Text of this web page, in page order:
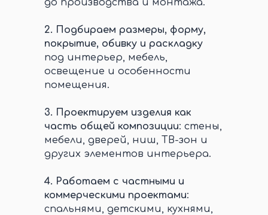
до производства и монтажа.
2. Подбираем размеры, форму,
покрытие, обивку и раскладку
под интерьер, мебель,
освещение и особенности
помещения.
3. Проектируем изделия как
часть общей композиции: стены,
мебели, дверей, ниш, ТВ-зон и
других элементов интерьера.
4. Работаем с частными и
коммерческими проектами:
спальнями, детскими, кухнями,